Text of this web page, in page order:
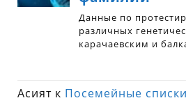
Асият к Посемейные